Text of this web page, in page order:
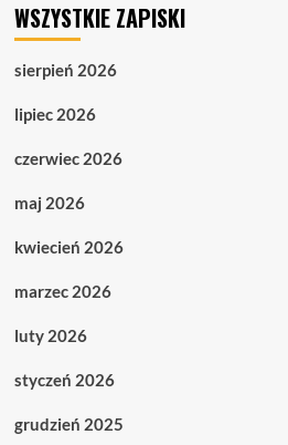
WSZYSTKIE ZAPISKI
sierpień 2026
lipiec 2026
czerwiec 2026
maj 2026
kwiecień 2026
marzec 2026
luty 2026
styczeń 2026
grudzień 2025